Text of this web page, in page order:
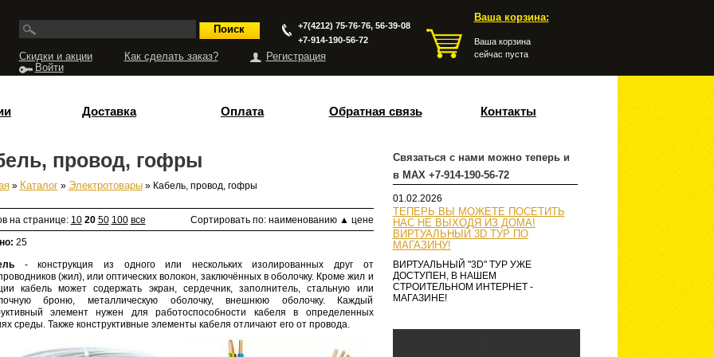
Ваша корзина:
Ваша корзина
сейчас пуста
+7(4212) 75-76-76, 56-39-08
+7-914-190-56-72
Скидки и акции Как сделать заказ?
Регистрация
Войти
Доставка Оплата Обратная связь Контакты
Связаться с нами можно теперь и
в MAX +7-914-190-56-72
01.02.2026
ТЕПЕРЬ ВЫ МОЖЕТЕ ПОСЕТИТЬ
НАС НЕ ВЫХОДЯ ИЗ ДОМА!
ВИРТУАЛЬНЫЙ 3D ТУР ПО
МАГАЗИНУ!
ВИРТУАЛЬНЫЙ "3D" ТУР УЖЕ
ДОСТУПЕН, В НАШЕМ
СТРОИТЕЛЬНОМ ИНТЕРНЕТ -
МАГАЗИНЕ!
провод, гофры
» Каталог» Электротовары» Кабель, провод, гофры
на странице: 10 20 50 100 все Сортировать по: наименованию ▲ цене
25
- конструкция из одного или нескольких изолированных друг от
(жил), или оптических волокон, заключённых в оболочку. Кроме жил и
кабель может содержать экран, сердечник, заполнитель, стальную или
броню, металлическую оболочку, внешнюю оболочку. Каждый
элемент нужен для работоспособности кабеля в определенных
среды. Также конструктивные элементы кабеля отличают его от провода.